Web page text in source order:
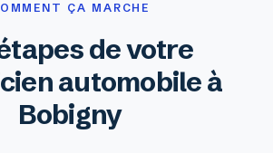
ÇA MARCHE
de votre
automobile à
Bobigny